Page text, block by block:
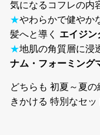
気になるコフレの内
★やわらかで健やか
髪へと導く エイジン
★地肌の角質層に浸
ナム・フォーミング
どちらも 初夏～夏
きかける 特別なセ